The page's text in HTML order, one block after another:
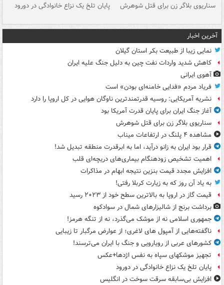
سناریوی بلاگر زن برای قتل شوهرش پایان تلخ یک نزاع خانوادگی در دورود
آخرین اخبار
نمایی زیبا از طبیعت بکر استان گیلان
کاهش شدید واردات نفت چین به دلیل جنگ علیه ایران
آهوی ایرانی
فریاد مردم «فدایی خامنه‌ای بودن» است
نشریه آمریکایی: روسیه قدرتمندترین ناوگان هوایی در کل اروپا را دارد
آغاز جنگ ایران برای پایان قدرت آمریکا بود
سناریوی بلاگر زن برای قتل شوهرش
مشاهده ۴ پلنگ در ارتفاعات میناب
قرار بود ایران به زانو درآید، اما به ابرقدرت منطقه تبدیل شد!
اهمیت تشخیص زودهنگام بیماری‌های دریچه‌ای قلب
افزایش مجدد قیمت بنزین نتیجه ابهام در مذاکرات
به یاد آن روز که به زیارت کربلا رفتی!
قیمت گاز در اروپا به بالاترین سطح خود از ۲۰۲۳ رسید
برداشت برنج از شالیزارهای شمال در سوادکوه
جمهوری اسلامی نه از موشک می‌گذرد، نه از تنگه هرمز!
ناگفته‌هایی از آمپول های لاغری؛ از عوارض مرگبار تا زیبایی
کشورهای عربی از رویارویی و جنگ با ایران می‌ترسند!
تجهیز موشکهای سپاه به نفس اژدها+عکس
پایان تلخ یک نزاع خانوادگی در دورود
افزایش بی‌سابقه سرقت سوخت در انگلیس